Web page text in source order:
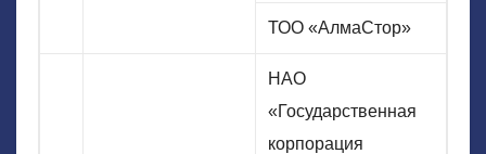
ТОО «АлмаСтор»
НАО
«Государственная
корпорация